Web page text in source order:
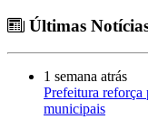
Últimas
1 semana atrás
Prefeitura reforça
municipais